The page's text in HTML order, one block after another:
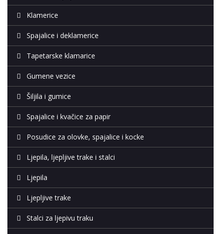
Klamerice
Spajalice i deklamerice
Tapetarske klamarice
Gumene vezice
Šiljila i gumice
Spajalice i kvačice za papir
Posudice za olovke, spajalice i kocke
Ljepila, ljepljive trake i stalci
Ljepila
Ljepljive trake
Stalci za ljepivu traku